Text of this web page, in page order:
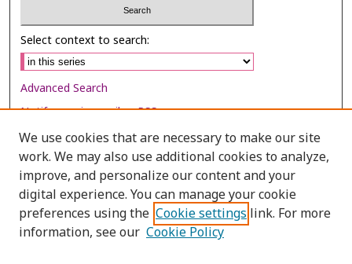
Select context to search:
Advanced Search
Notify me via email orRSS
Browse
Collections
Disciplines
Authors
We use cookies that are necessary to make our site
work. We may also use additional cookies to analyze,
improve, and personalize our content and your
digital experience. You can manage your cookie
preferences using the Cookie settings link. For more
information, see our Cookie Policy